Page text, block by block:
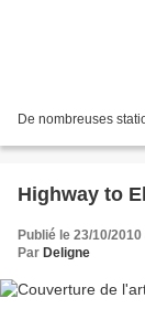
De nombreuses
Highway to
Publié le 23/10/2010
Par Deligne